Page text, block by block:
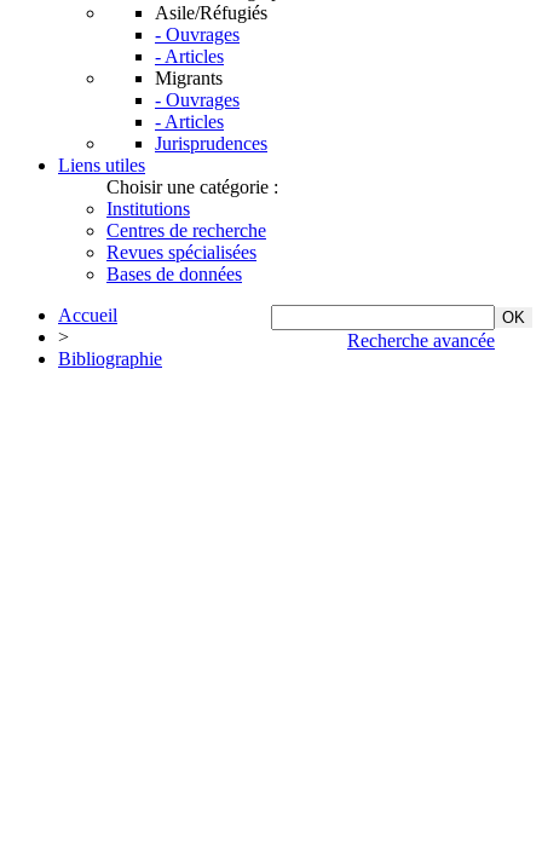
Asile/Réfugiés
- Ouvrages
- Articles
Migrants
- Ouvrages
- Articles
Jurisprudences
Liens utiles
Choisir une catégorie :
Institutions
Centres de recherche
Revues spécialisées
Bases de données
Recherche avancée
Accueil
>
Bibliographie